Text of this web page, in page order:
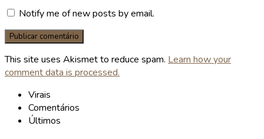
Notify me of new posts by email.
This site uses Akismet to reduce spam. Learn how your
comment data is processed.
Virais
Comentários
Últimos